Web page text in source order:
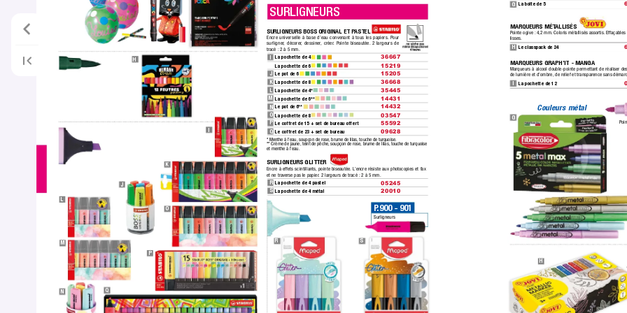
H
I
K
L
J
M
N
P
O
Q
R S
Surligneurs
P.900 - 901
SURLIGNEURS GLITTER
Encre à effets scintillants, pointe biseautée. L’encre résiste aux photocopies et fax
et ne traverse pas le papier. 2 largeurs de tracé : 2 à 5 mm.
R La pochette de 4 pastel 05245
S La pochette de 4 métal 20010
SURLIGNEURS
* Menthe à l’eau, soupçon de rose, brume de lilas, touche de turquoise.
** Crème de jaune, teint de pêche, soupçon de rose, brume de lilas, touche de turquoise
et menthe à l’eau.
I La pochette de 4 36667
La pochette de 6 15219
J Le pot de 6 15205
K La pochette de 8 36668
L La pochette de 4* 35445
M La pochette de 6** 14431
N Le pot de 6** 14432
O La pochette de 8 03547
P Le coffret de 15 + set de bureau offert 55592
Q Le coffret de 23 + set de bureau 09628
SURLIGNEURS BOSS ORIGINAL ET PASTEL
Encre universelle à base d’eau convenant à tous les papiers. Pour
surligner, décorer, dessiner, créer. Pointe biseautée. 2 largeurs de
tracé : 2 à 5 mm.
Couleurs métal
G
H
G La boîte de 5
MARQUEURS MÉTALLISÉS
Pointe ogive : 4,2 mm. Coloris métallisés assortis. Effaçables
lisses.
H Le classpack de 24
MARQUEURS GRAPH’IT - MANGA
Marqueurs à alcool double-pointe permettant de réaliser
de lumière et d’ombre, de relief et transparence sans
I La pochette de 12